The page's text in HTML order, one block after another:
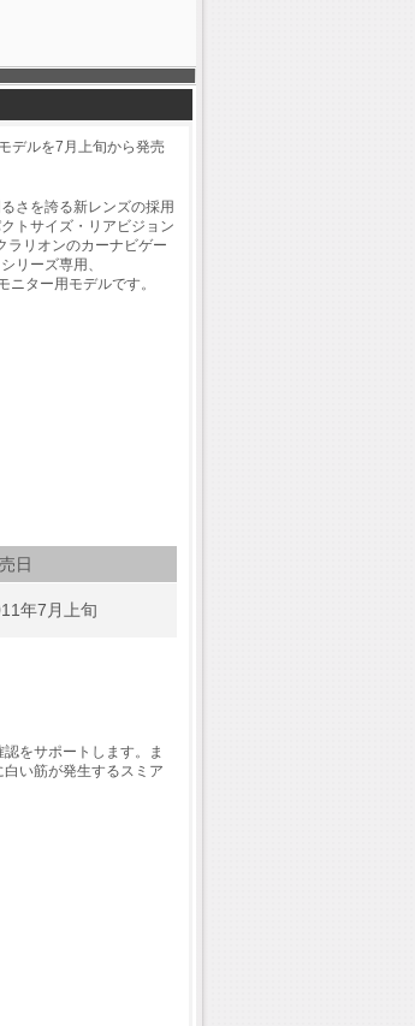
デルを7月上旬から発売
さを誇る新レンズの採用
トサイズ・リアビジョン
ラリオンのカーナビゲー
リーズ専用、
ニター用モデルです。
日
年7月上旬
をサポートします。ま
い筋が発生するスミア